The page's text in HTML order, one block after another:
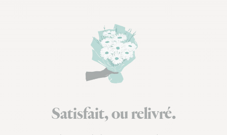
Satisfait, ou relivré.